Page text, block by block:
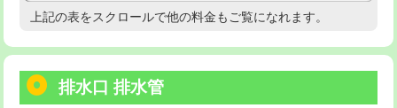
給水管工事※（塩ビ管（VP・HI）使
用/3ｍまで)
用（追加）/3ｍ超え)
高度高圧洗浄換 現地調査
トーラー機使用/3mまで
上記の表をスクロールで他の料金もご覧になれます。
排水口 排水管